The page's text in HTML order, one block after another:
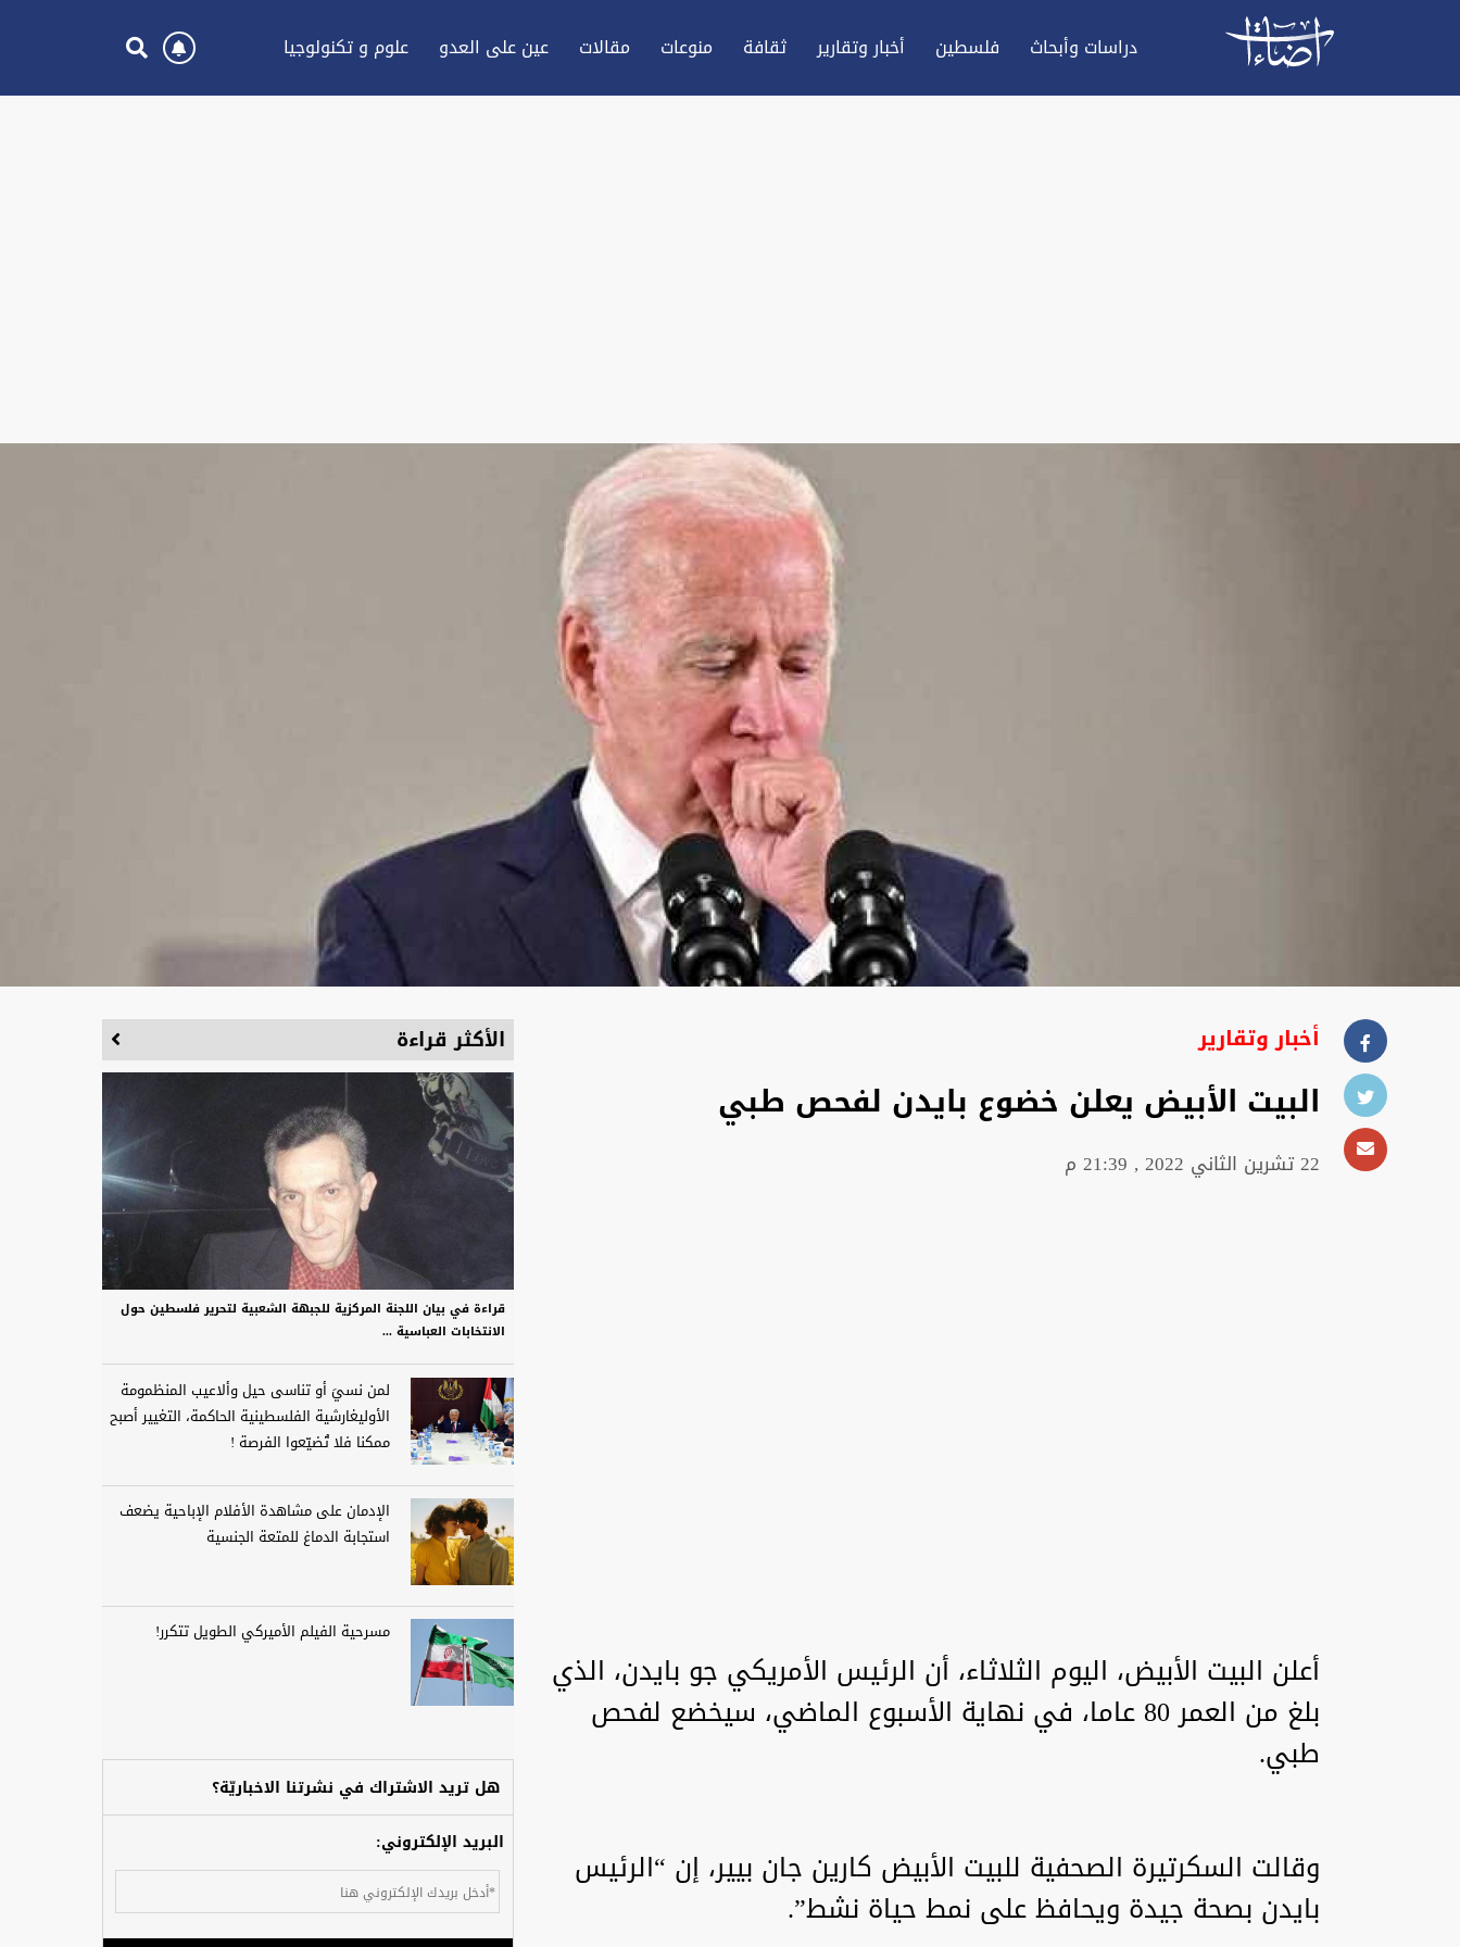
دراسات وأبحاث فلسطين أخبار وتقارير ثقافة منوعات مقالات عين علی العدو علوم و تكنولوجيا
أخبار وتقارير
البيت الأبيض يعلن خضوع بايدن لفحص طبي
22 تشرين الثاني 2022 , 21:39 م
أعلن البيت الأبيض، اليوم الثلاثاء، أن الرئيس الأمريكي جو بايدن، الذي
بلغ من العمر 80 عاما، في نهاية الأسبوع الماضي، سيخضع لفحص
طبي.
وقالت السكرتيرة الصحفية للبيت الأبيض كارين جان بيير، إن “الرئيس
بايدن بصحة جيدة ويحافظ على نمط حياة نشط”.
الأكثر قراءة
قراءة في بيان اللجنة المركزية للجبهة الشعبية لتحرير فلسطين حول
الانتخابات العباسية ...
لمن نسيَ أو تناسى حيل وألاعيب المنظمومة
الأوليغارشية الفلسطينية الحاكمة، التغيير أصبح
ممكنا فلا تُضيّعوا الفرصة !
الإدمان على مشاهدة الأفلام الإباحية يضعف
استجابة الدماغ للمتعة الجنسية
مسرحية الفيلم الأميركي الطويل تتكرر!
هل تريد الاشتراك في نشرتنا الاخباريّة؟
البريد الإلكتروني: